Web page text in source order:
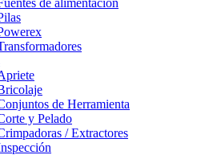
de alimentación
de Herramienta
y Pelado
/ Extractores